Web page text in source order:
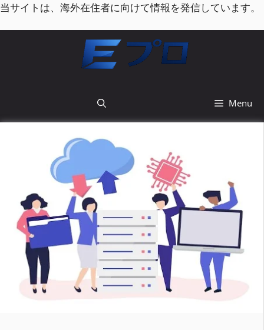
コ
ッ
当サイトは、海外在住者に向けて情報を発信しています。
Menu